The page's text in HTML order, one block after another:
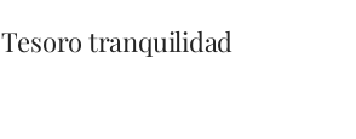
Tesoro tranquilidad